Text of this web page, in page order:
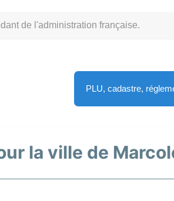
de l'administration française.
PLU, cadastre,
la ville de